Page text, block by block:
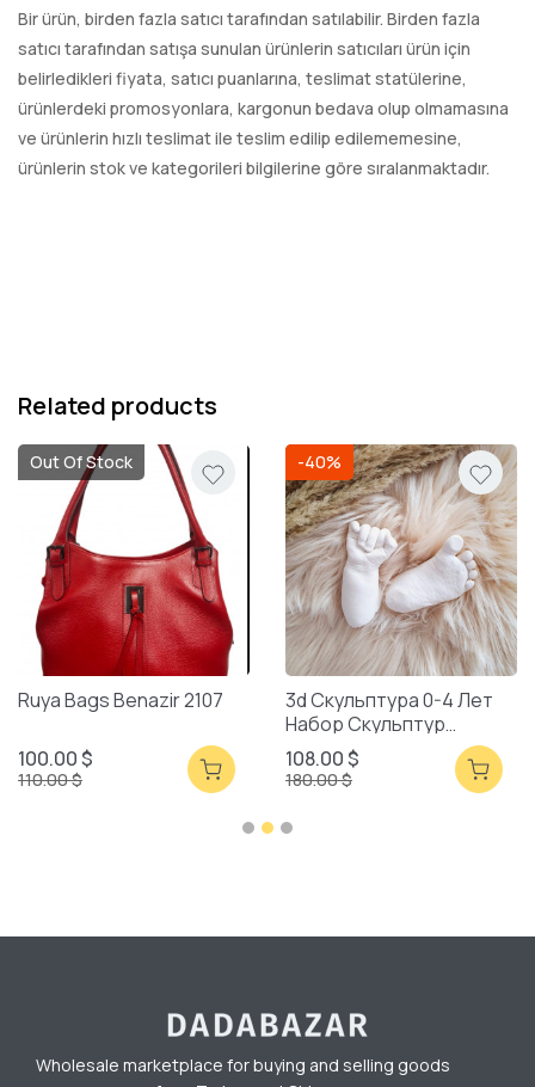
Bir ürün, birden fazla satıcı tarafından satılabilir. Birden fazla
satıcı tarafından satışa sunulan ürünlerin satıcıları ürün için
belirledikleri fiyata, satıcı puanlarına, teslimat statülerine,
ürünlerdeki promosyonlara, kargonun bedava olup olmamasına
ve ürünlerin hızlı teslimat ile teslim edilip edilememesine,
ürünlerin stok ve kategorileri bilgilerine göre sıralanmaktadır.
Related products
Out Of Stock
Ruya Bags Benazir 2107
100.00 $
110.00 $
-40%
3d Скульптура 0-4 Лет
Набор Скульптур
Смешанная Упаковка
108.00 $
180.00 $
Wholesale marketplace for buying and selling goods